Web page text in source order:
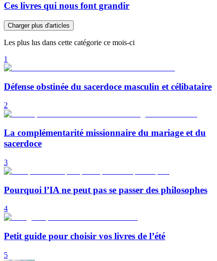
Ces livres qui nous font grandir
Charger plus d'articles
Les plus lus dans cette catégorie ce mois-ci
1
Défense obstinée du sacerdoce masculin et célibataire
2
La complémentarité missionnaire du mariage et du
sacerdoce
3
Pourquoi l’IA ne peut pas se passer des philosophes
4
Petit guide pour choisir vos livres de l’été
5